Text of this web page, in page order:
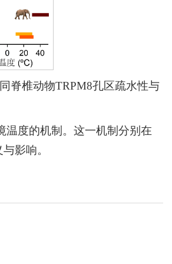
脊椎动物TRPM8孔区疏水性与
温度的机制。这一机制分别在
影响。